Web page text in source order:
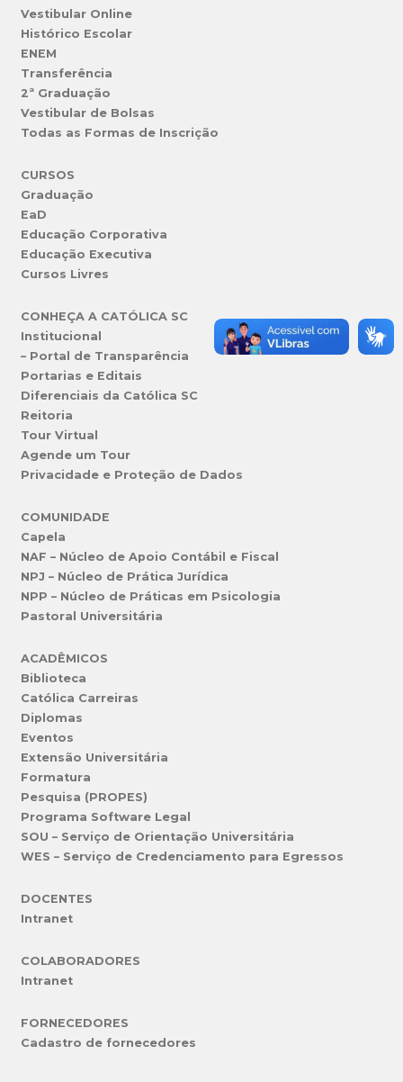
Vestibular Online
Histórico Escolar
ENEM
Transferência
2ª Graduação
Vestibular de Bolsas
Todas as Formas de Inscrição
CURSOS
Graduação
EaD
Educação Corporativa
Educação Executiva
Cursos Livres
CONHEÇA A CATÓLICA SC
Institucional
– Portal de Transparência
Portarias e Editais
Diferenciais da Católica SC
Reitoria
Tour Virtual
Agende um Tour
Privacidade e Proteção de Dados
COMUNIDADE
Capela
NAF – Núcleo de Apoio Contábil e Fiscal
NPJ – Núcleo de Prática Jurídica
NPP – Núcleo de Práticas em Psicologia
Pastoral Universitária
ACADÊMICOS
Biblioteca
Católica Carreiras
Diplomas
Eventos
Extensão Universitária
Formatura
Pesquisa (PROPES)
Programa Software Legal
SOU – Serviço de Orientação Universitária
WES – Serviço de Credenciamento para Egressos
DOCENTES
Intranet
COLABORADORES
Intranet
FORNECEDORES
Cadastro de fornecedores